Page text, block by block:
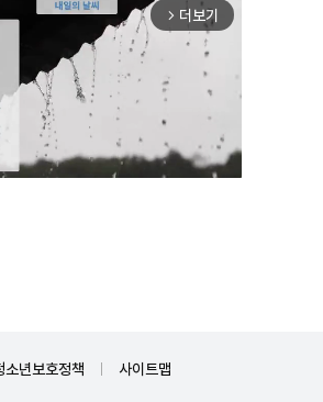
arrow_forward_ios 더보기
소년보호정책 사이트맵